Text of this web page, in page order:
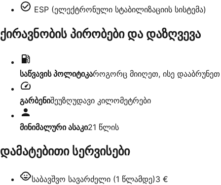
ESP (ელექტრონული სტაბილიზაციის სისტემა)
ქირავნობის პირობები და დაზღვევა
საწვავის პოლიტიკაროგორც მიიღეთ, ისე დააბრუნეთ
გარბენიშეუზღუდავი კილომეტრები
მინიმალური ასაკი21 წლის
დამატებითი სერვისები
საბავშვო სავარძელი (1 წლამდე)3 €